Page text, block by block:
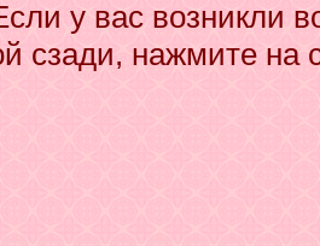
у вас возникли
сзади, нажмите на